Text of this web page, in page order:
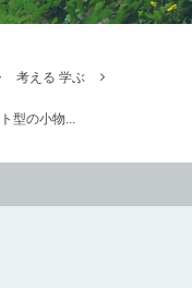
考える 学ぶ
型の小物...